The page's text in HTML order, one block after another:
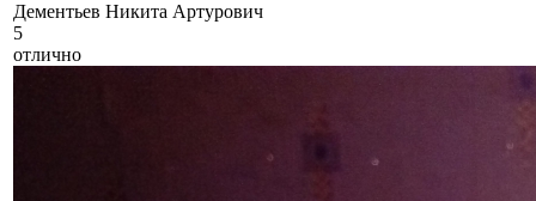
Дементьев Никита Артурович
5
отлично